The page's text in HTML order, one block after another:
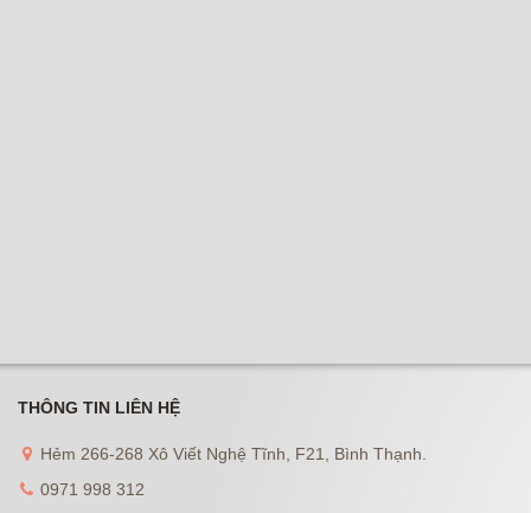
THÔNG TIN LIÊN HỆ
Hẻm 266-268 Xô Viết Nghệ Tĩnh, F21, Bình Thạnh.
0971 998 312